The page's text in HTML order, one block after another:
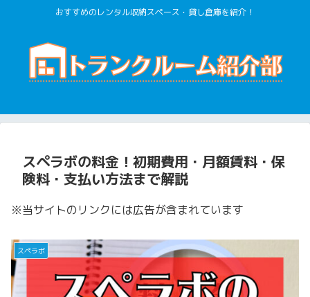
おすすめのレンタル収納スペース・貸し倉庫を紹介！
スペラボの料金！初期費用・月額賃料・保
険料・支払い方法まで解説
※当サイトのリンクには広告が含まれています
スペラボ